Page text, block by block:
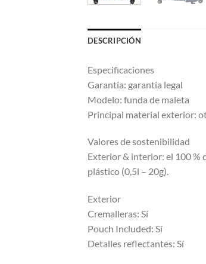
DESCRIPCIÓN
Especificaciones
Garantía: garantía legal
Modelo: funda de maleta
Principal material exterior:
Valores de sostenibilidad
Exterior & interior: el 100 %
plástico (0,5l – 20g).
Exterior
Cremalleras: Sí
Pouch Included: Sí
Detalles reflectantes: Sí